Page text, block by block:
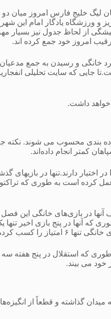
لیگ خلیج فارس امروز میان دو
به میزبانی شهر تبریز و ورزشگاه
از لحاظ جدول نیز بسیار
رقیب امروز خود جمع کرده اند.
خانگی و رسیدن به جمع
جایی که سایت تحلیلی
خواهد داشت.
بندی محسوب می شوند. نکته
کمتر انجام داده‌اند.
اختیار دارند.تنها در
در بازی‌های خانگی این
که آنها در پنج بازی اخیر
طوری که استقلال در پنج
گذاشته و قطعاً از